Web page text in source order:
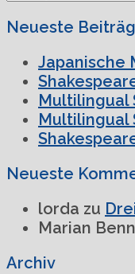
Neueste
Japanische
Multilingual
Multilingual
Neueste
lorda zu
Marian
Archiv